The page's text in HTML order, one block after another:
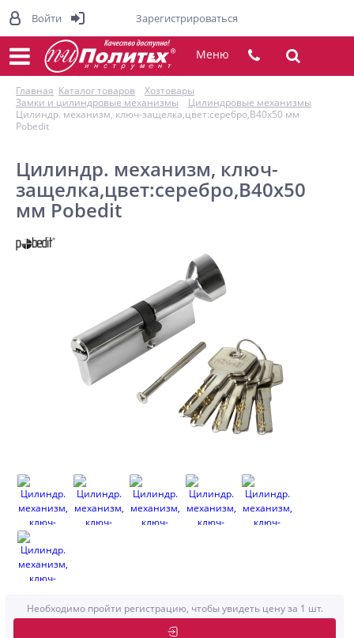
Меню
Главная Каталог товаров
Хозтовары
Замки и цилиндровые механизмы
Цилиндровые механизмы
Цилиндр. механизм, ключ-защелка,цвет:серебро,В40х50 мм
Pobedit
Цилиндр. механизм, ключ-
защелка,цвет:серебро,В40х50
мм Pobedit
Необходимо пройти регистрацию, чтобы увидеть цену за 1 шт.
Войти Зарегистрироваться